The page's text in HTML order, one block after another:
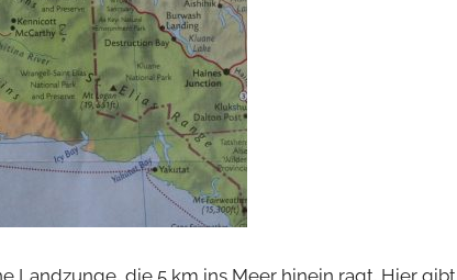
Landzunge, die 5 km ins Meer hinein ragt. Hier gibt